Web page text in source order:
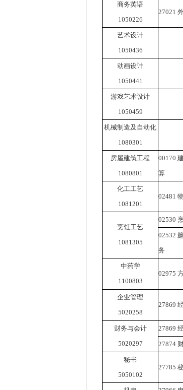
商务英语
1050226
27021
艺术设计
1050436
动画设计
1050441
游戏艺术设计
1050459
机械制造及自动化
1080301
房屋建筑工程
1080801
00170
算
化工工艺
1081201
02481
烹饪工艺
1081305
02530
02532
务
中药学
1100803
02975
企业管理
5020258
27869
财务与会计
5020297
27869
27874
秘书
5050102
27785